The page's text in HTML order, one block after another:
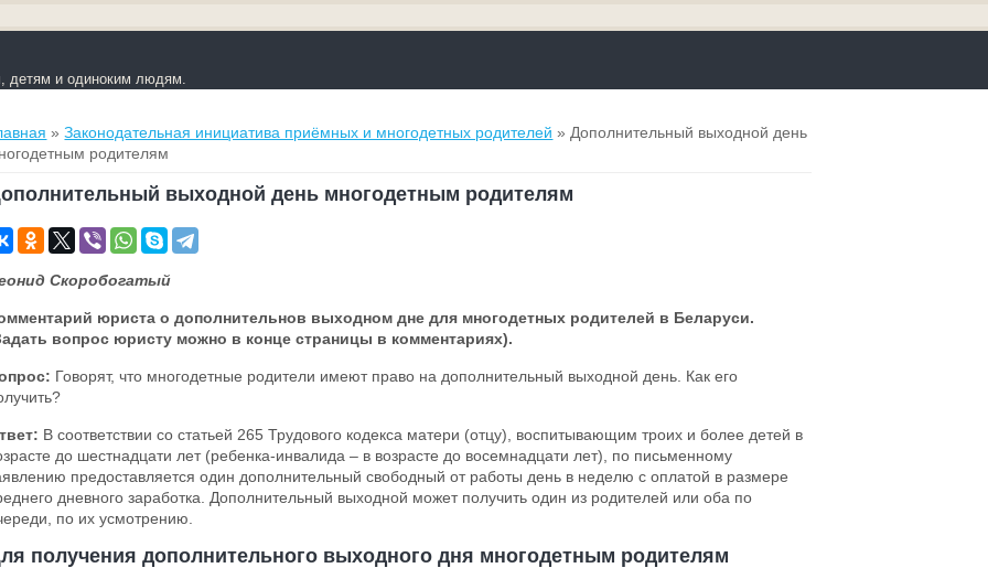
детям и одиноким людям.
здесь
»Законодательная инициатива приёмных и многодетных родителей » Дополнительный выходной день
родителям
выходной день многодетным родителям
Скоробогатый
юриста о дополнительнов выходном дне для многодетных родителей в Беларуси.
вопрос юристу можно в конце страницы в комментариях).
Говорят, что многодетные родители имеют право на дополнительный выходной день. Как его
В соответствии со статьей 265 Трудового кодекса матери (отцу), воспитывающим троих и более детей в
до шестнадцати лет (ребенка-инвалида – в возрасте до восемнадцати лет), по письменному
предоставляется один дополнительный свободный от работы день в неделю с оплатой в размере
дневного заработка. Дополнительный выходной может получить один из родителей или оба по
по их усмотрению.
получения дополнительного выходного дня многодетным родителям